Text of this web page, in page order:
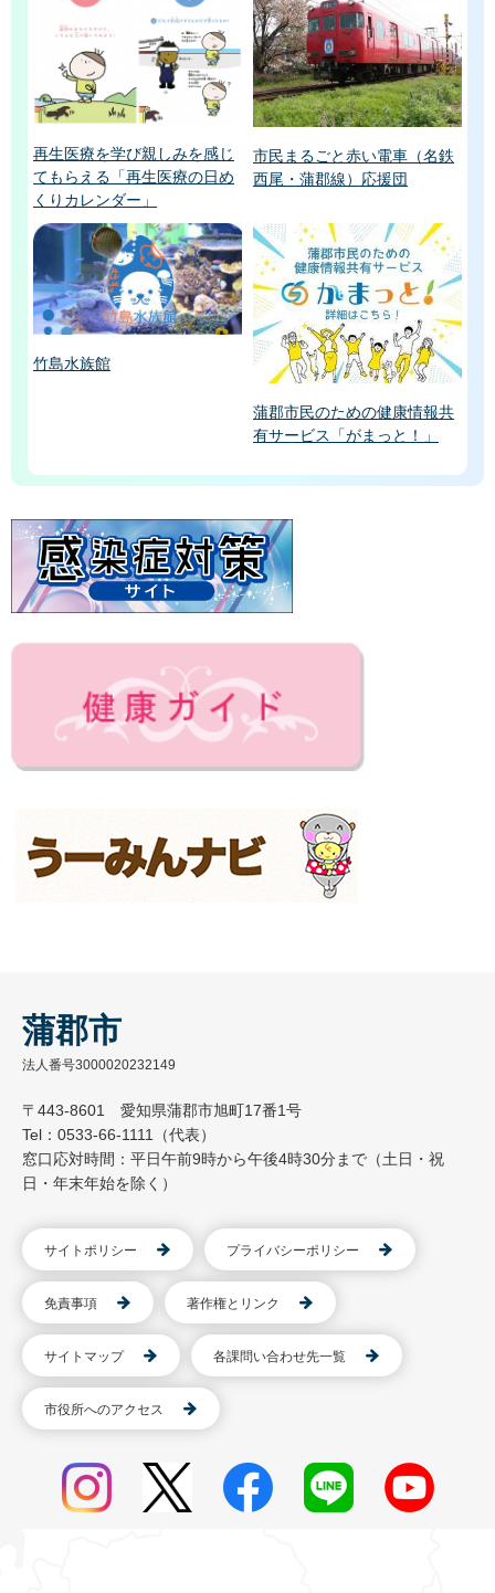
再生医療を学び親しみを感じ
てもらえる「再生医療の日め
くりカレンダー」
市民まるごと赤い電車（名鉄
西尾・蒲郡線）応援団
竹島水族館
蒲郡市民のための健康情報共
有サービス「がまっと！」
蒲郡市
法人番号3000020232149
〒443-8601 愛知県蒲郡市旭町17番1号
Tel：0533-66-1111（代表）
窓口応対時間：平日午前9時から午後4時30分まで（土日・祝
日・年末年始を除く）
サイトポリシー プライバシーポリシー
免責事項 著作権とリンク
サイトマップ 各課問い合わせ先一覧
市役所へのアクセス